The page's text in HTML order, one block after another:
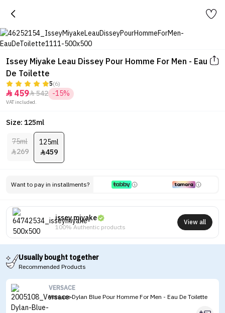
Issey Miyake Leau Dissey Pour Homme For Men - Eau
De Toilette
5(6)
 459542 -15%
VAT included.
Size: 125ml
75ml
269
125ml
459
Want to pay in installments?
issey miyake
100% Authentic products
View all
Usually bought together
Recommended Products
VERSACE
Versace Dylan Blue Pour Homme For Men - Eau De Toilette